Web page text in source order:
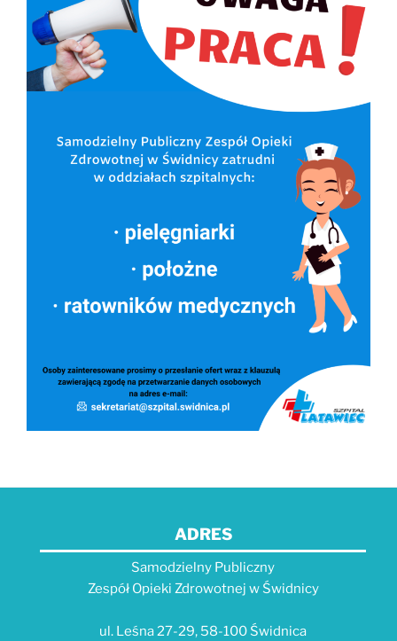
ADRES
Samodzielny Publiczny
Zespół Opieki Zdrowotnej w Świdnicy
ul. Leśna 27-29, 58-100 Świdnica